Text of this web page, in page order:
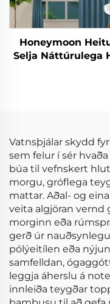
Honeymoon
Selja Náttúrulega
Vatnsþjálar skydd
sem felur í sér
búa til vefnskert
morgu, gróflega
mattar. Aðal- og
veita algjöran vernd
morginn eða
gerð úr
pólýeitílen eða
samfelldan,
leggja áherslu á
innleiða teygðar